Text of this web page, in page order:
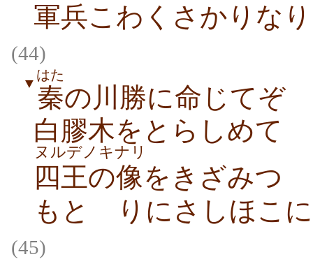
軍兵こわくさかりなり
(44)
▼ 秦
はた
の川勝に命じてぞ
白膠木をとらしめて
ヌルデノキナリ
四王の像をきざみつゝ
もとゞりにさしほこ
(45)